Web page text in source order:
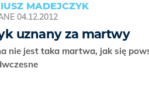
MADEJCZYK
04.12.2012
uznany za martwy
nie jest taka martwa, jak się